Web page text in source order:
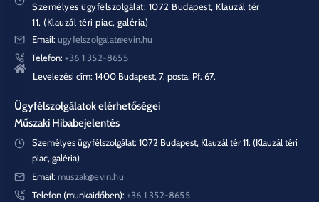
Személyes ügyfélszolgálat: 1072 Budapest, Klauzál tér
11. (Klauzál téri piac, galéria)
Email: ugyfelszolgalat@evin.hu
Telefon: +36 1 352-8655
Levelezési cím: 1400 Budapest, 7. posta, Pf. 67.
Ügyfélszolgálatok elérhetőségei
Műszaki Hibabejelentés
Személyes ügyfélszolgálat: 1072 Budapest, Klauzál tér 11. (Klauzál téri
piac, galéria)
Email: muszak@evin.hu
Telefon (munkaidőben): +36 1 352-8655